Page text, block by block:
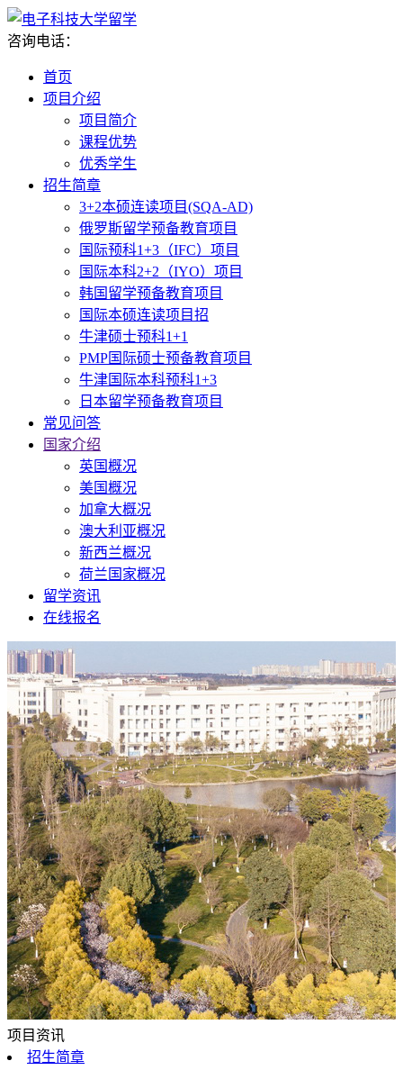
咨询电话：
首页
项目介绍
项目简介
课程优势
优秀学生
招生简章
3+2本硕连读项目(SQA-AD)
俄罗斯留学预备教育项目
国际预科1+3（IFC）项目
国际本科2+2（IYO）项目
韩国留学预备教育项目
国际本硕连读项目招
牛津硕士预科1+1
PMP国际硕士预备教育项目
牛津国际本科预科1+3
日本留学预备教育项目
常见问答
国家介绍
英国概况
美国概况
加拿大概况
澳大利亚概况
新西兰概况
荷兰国家概况
留学资讯
在线报名
项目资讯
招生简章